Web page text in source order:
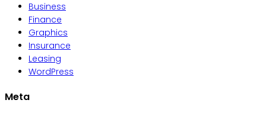
Business
Finance
Graphics
Insurance
Leasing
WordPress
Meta